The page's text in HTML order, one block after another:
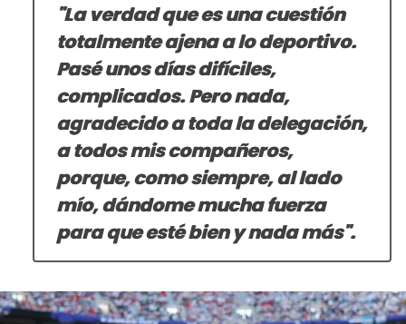
"La verdad que es una cuestión
totalmente ajena a lo deportivo.
Pasé unos días difíciles,
complicados. Pero nada,
agradecido a toda la delegación,
a todos mis compañeros,
porque, como siempre, al lado
mío, dándome mucha fuerza
para que esté bien y nada más".